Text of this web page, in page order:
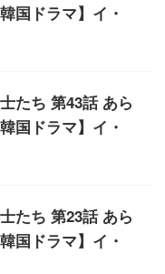
国ドラマ】イ・
たち 第43話 あら
国ドラマ】イ・
たち 第23話 あら
国ドラマ】イ・